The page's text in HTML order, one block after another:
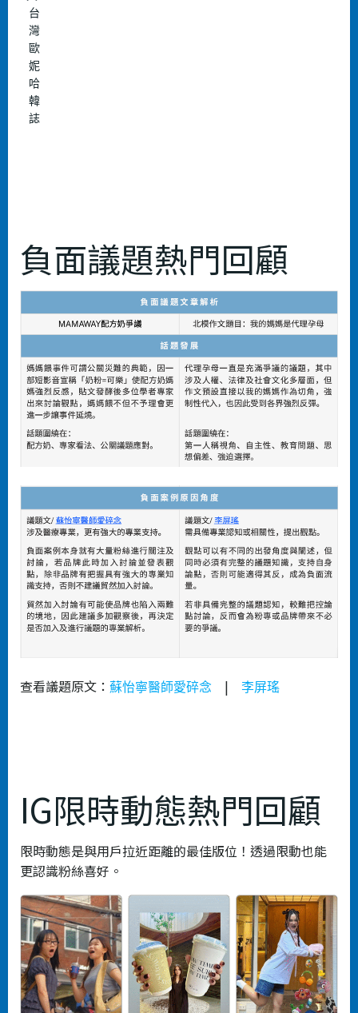
台
灣
歐
妮
哈
韓
誌
負面議題熱門回顧
查看議題原文： 蘇怡寧醫師愛碎念 | 李屏瑤
IG限時動態熱門回顧
限時動態是與用戶拉近距離的最佳版位！透過限動也能
更認識粉絲喜好。